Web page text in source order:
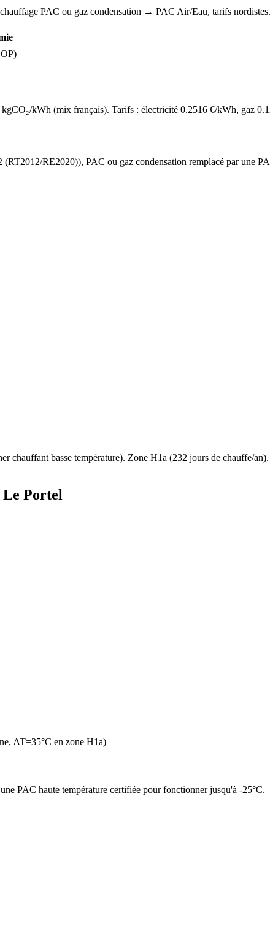
PAC ou gaz condensation → PAC Air/Eau, tarifs nordistes.
kWh (mix français). Tarifs : électricité 0.2516 €/kWh, gaz
(RT2012/RE2020)), PAC ou gaz condensation remplacé par une
chauffant basse température). Zone H1a (232 jours de chauffe/
Le Portel
ΔT=35°C en zone H1a)
PAC haute température certifiée pour fonctionner jusqu'à -25°C.